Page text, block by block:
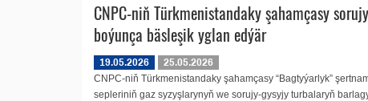
CNPC-niň Türkmenistandaky şahamçasy
boýunça bäsleşik yglan edýär
19.05.2026
25.05.2026
CNPC-niň Türkmenistandaky şahamçasy “Bagtyýarlyk”
sepleriniň gaz syzyşlarynyň we sorujy-gysyjy turbalaryň